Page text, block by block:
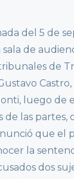
del 5 de
de
de
luego de
de las partes,
que el
la
dos